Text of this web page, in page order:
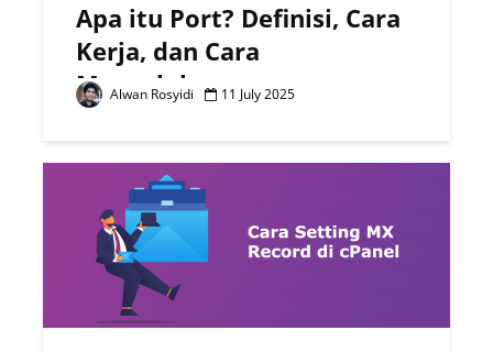
Apa itu Port? Definisi, Cara
Kerja, dan Cara
Mengelolanya
Alwan Rosyidi 11 July 2025